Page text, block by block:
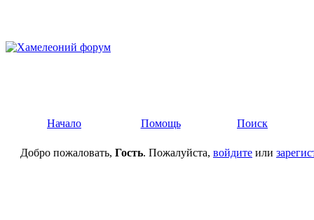
Начало Помощь Поиск
Добро пожаловать, Гость. Пожалуйста, войдите или